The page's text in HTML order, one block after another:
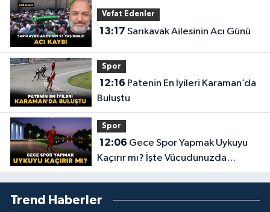
Vefat Edenler
13:17 Sarıkavak Ailesinin Acı Günü
Spor
12:16
Buluştu
Spor
12:06
Kaçırır mı? İşte Vücudunuzda
Yaşananlar!
Trend Haberler